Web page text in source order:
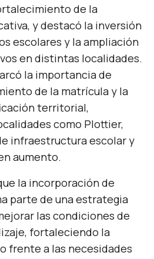
de la
y destacó la inversión
escolares y la ampliación
en distintas localidades.
la importancia de
de la matrícula y la
territorial,
como Plottier,
infraestructura escolar y
aumento.
la incorporación de
parte de una estrategia
las condiciones de
fortaleciendo la
frente a las necesidades